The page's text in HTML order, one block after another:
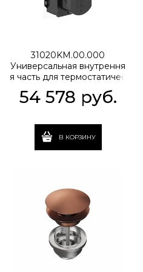
31020KM.00.000
Универсальная внутрення
я часть для термостатичес
кого смесителя на три пот
ока для душа
54 578 руб.
В КОРЗИНУ